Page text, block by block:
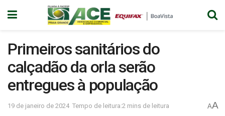
Primeiros sanitários do
calçadão da orla serão
entregues à população
19 de janeiro de 2024 Tempo de leitura:2 mins de leitura AA